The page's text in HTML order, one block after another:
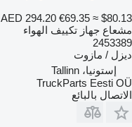
AED 294.20 €69.35 ≈ $80.13
مشعاع جهاز تكييف الهواء
2453389
ديزل / مازوت
إستونيا، Tallinn
TruckParts Eesti OÜ
الاتصال بالبائع